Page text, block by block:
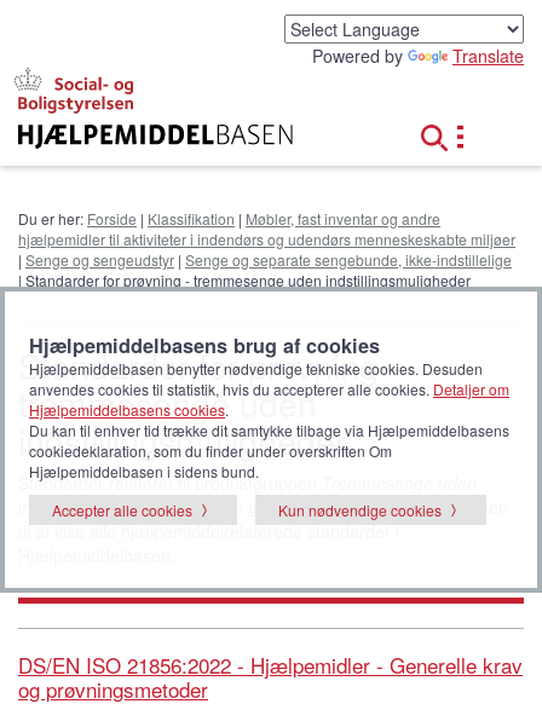
Powered by Translate
Du er her: Forside | Klassifikation | Møbler, fast inventar og andre
hjælpemidler til aktiviteter i indendørs og udendørs menneskeskabte miljøer
| Senge og sengeudstyr | Senge og separate sengebunde, ikke-indstillelige
| Standarder for prøvning - tremmesenge uden indstillingsmuligheder
Standarder for prøvning -
tremmesenge uden
indstillingsmuligheder
Standarder relateret til produktgruppen
indstillingsmuligheder. Klik på alle standarderfor at udvide listen
til at vise alle hjælpemiddelrelaterede standarder i
DS/EN ISO 21856:2022 - Hjælpemidler - Generelle krav
og prøvningsmetoder
Hjælpemiddelbasens brug af cookies
Hjælpemiddelbasen benytter nødvendige tekniske cookies. Desuden
anvendes cookies til statistik, hvis du accepterer alle cookies. Detaljer om
Hjælpemiddelbasens cookies.
Du kan til enhver tid trække dit samtykke tilbage via Hjælpemiddelbasens
cookiedeklaration, som du finder under overskriften Om
Hjælpemiddelbasen i sidens bund.
Accepter alle cookies
Kun nødvendige cookies